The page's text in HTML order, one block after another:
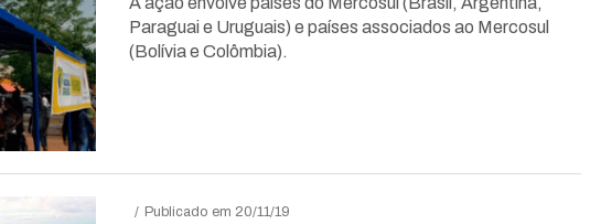
Paraguai e Uruguais) e países associados ao Mercosul
(Bolívia e Colômbia).
Publicado em 20/11/19